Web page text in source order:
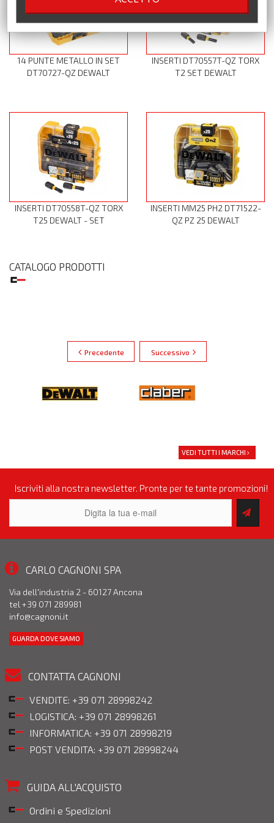
14 PUNTE METALLO IN SET
DT70727-QZ DEWALT
INSERTI DT70557T-QZ TORX
T2 SET DEWALT
INSERTI DT70558T-QZ TORX
T25 DEWALT - SET
INSERTI MM25 PH2 DT71522-
QZ PZ 25 DEWALT
CATALOGO PRODOTTI
Precedente Successivo
VEDI TUTTI I MARCHI
Iscriviti alla nostra newsletter. Pronte per te tante promozioni!
CARLO CAGNONI SPA
Via dell'industria 2 - 60127 Ancona
tel +39 071 289981
info@cagnoni.it
GUARDA DOVE SIAMO
CONTATTA CAGNONI
VENDITE: +39 071 28998242
LOGISTICA: +39 071 28998261
INFORMATICA: +39 071 28998219
POST VENDITA: +39 071 28998244
GUIDA ALL'ACQUISTO
Ordini e Spedizioni